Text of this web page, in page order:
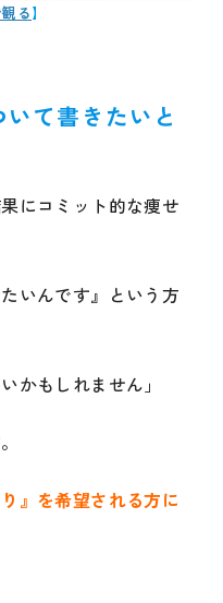
る】
て書きたいと
にコミット的な痩せ
いんです』という方
かもしれません」
』を希望される方に